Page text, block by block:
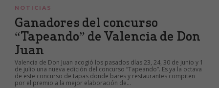
NOTICIAS
Ganadores del concurso
“Tapeando” de Valencia de Don
Juan
Valencia de Don Juan acogió los pasados días 23, 24, 30 de junio y 1
de julio una nueva edición del concurso “Tapeando”. Es ya la octava
de este concurso de tapas donde bares y restaurantes compiten
por el premio a la mejor elaboración de...